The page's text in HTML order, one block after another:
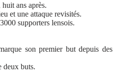
ans après.
et une attaque revisités.
supporters lensois.
son premier but depuis des
deux buts.